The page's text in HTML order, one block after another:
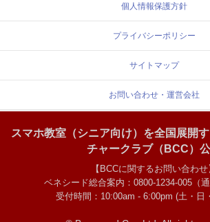
個人情報保護方針
プライバシーポリシー
サイトマップ
お問い合わせ・運営会社
スマホ教室（シニア向け）を全国展開
チャークラブ（BCC）
【BCCに関するお問い合わせ
ベネシード総合案内：0800-1234-005（
受付時間：10:00am - 6:00pm (土・日